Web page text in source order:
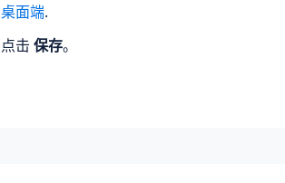
桌面端.
点击 保存。